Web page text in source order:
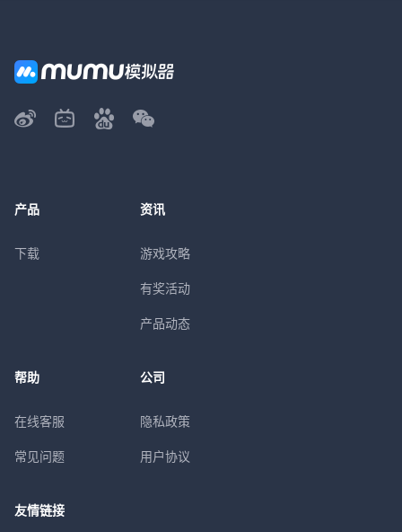
产品
下载
资讯
游戏攻略
有奖活动
产品动态
帮助
在线客服
常见问题
公司
隐私政策
用户协议
友情链接